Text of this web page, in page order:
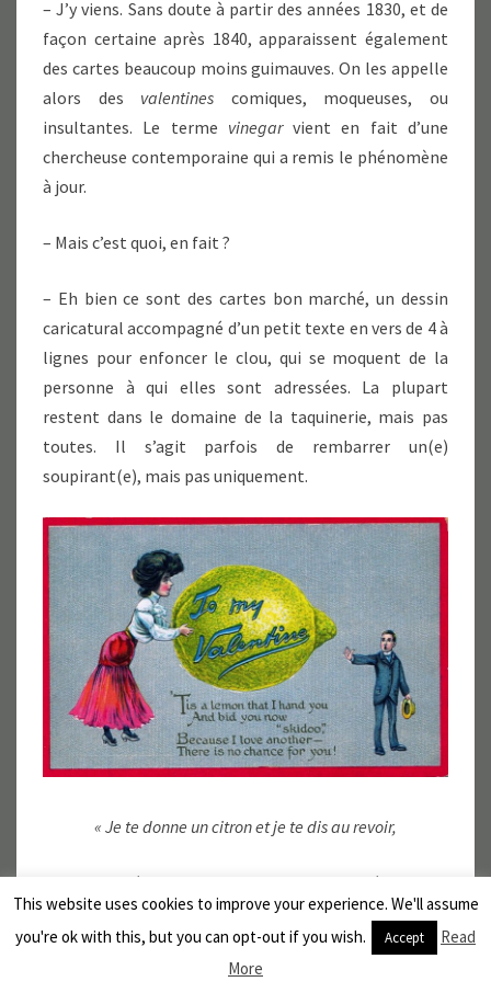
– J’y viens. Sans doute à partir des années 1830, et de
façon certaine après 1840, apparaissent également
des cartes beaucoup moins guimauves. On les appelle
alors des valentines comiques, moqueuses, ou
insultantes. Le terme vinegarvient en fait d’une
chercheuse contemporaine qui a remis le phénomène
à jour.
– Mais c’est quoi, en fait ?
– Eh bien ce sont des cartes bon marché, un dessin
caricatural accompagné d’un petit texte en vers de 4 à
lignes pour enfoncer le clou, qui se moquent de la
personne à qui elles sont adressées. La plupart
restent dans le domaine de la taquinerie, mais pas
toutes. Il s’agit parfois de rembarrer un(e)
soupirant(e), mais pas uniquement.
« Je te donne un citron et je te dis au revoir,
Parce que j’en aime une autre, pour toi pas d’espoir. »
On peut aussi se moquer, se plaindre, ou insulter un
prof, son patron, l’ivrogne du coin, un voisin, un
This website uses cookies to improve your experience. We'll assume
you're ok with this, but you can opt-out if you wish.
Accept
Read
More